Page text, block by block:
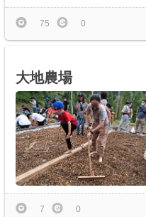
75 0
大地農場
7 0